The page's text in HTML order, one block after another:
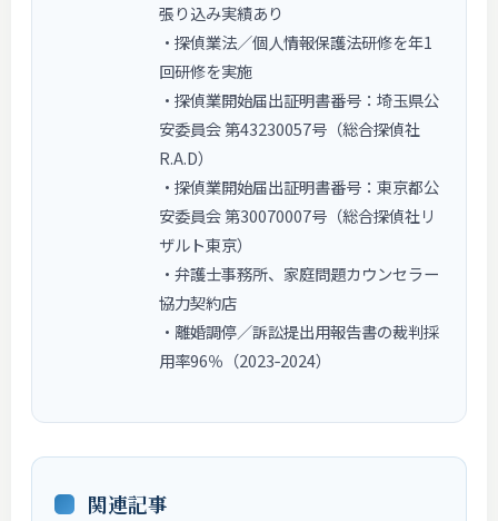
張り込み実績あり
・探偵業法／個人情報保護法研修を年1
回研修を実施
・探偵業開始届出証明書番号：埼玉県公
安委員会 第43230057号（総合探偵社
R.A.D）
・探偵業開始届出証明書番号：東京都公
安委員会 第30070007号（総合探偵社リ
ザルト東京）
・弁護士事務所、家庭問題カウンセラー
協力契約店
・離婚調停／訴訟提出用報告書の裁判採
用率96％（2023‑2024）
関連記事